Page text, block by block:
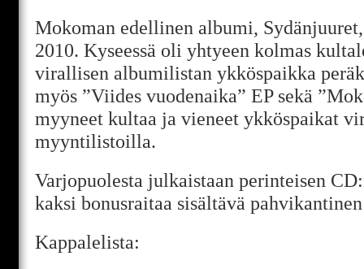
Mokoman edellinen albumi,
2010. Kyseessä oli yhtyeen kolmas
virallisen albumilistan ykköspaikka
myös ”Viides vuodenaika” EP sekä
myyneet kultaa ja vieneet ykköspaikat
myyntilistoilla.
Varjopuolesta julkaistaan perinteisen
kaksi bonusraitaa sisältävä
Kappalelista: